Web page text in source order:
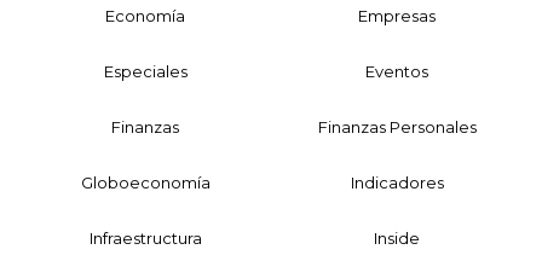
Economía Empresas
Especiales Eventos
Finanzas Finanzas Personales
Globoeconomía Indicadores
Infraestructura Inside